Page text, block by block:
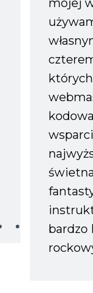
bardzo